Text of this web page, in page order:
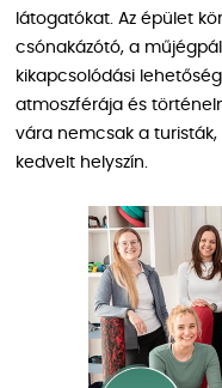
látogatókat. Az épület
csónakázótó, a
kikapcsolódási
atmoszférája és
vára nemcsak a
kedvelt helyszín.